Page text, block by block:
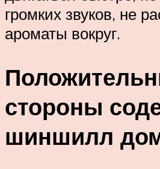
громких звуков, не
ароматы вокруг.
стороны
шиншилл